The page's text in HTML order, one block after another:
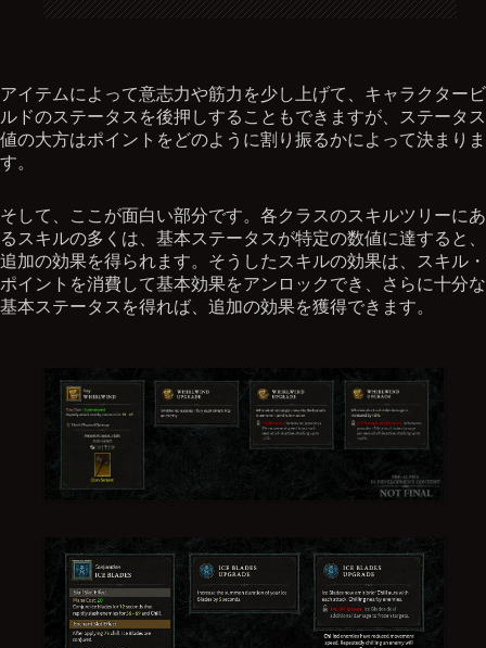
アイテムによって意志力や筋力を少し上げて、キャラクタービ
ルドのステータスを後押しすることもできますが、ステータス
値の大方はポイントをどのように割り振るかによって決まりま
す。
そして、ここが面白い部分です。各クラスのスキルツリーにあ
るスキルの多くは、基本ステータスが特定の数値に達すると、
追加の効果を得られます。そうしたスキルの効果は、スキル・
ポイントを消費して基本効果をアンロックでき、さらに十分な
基本ステータスを得れば、追加の効果を獲得できます。